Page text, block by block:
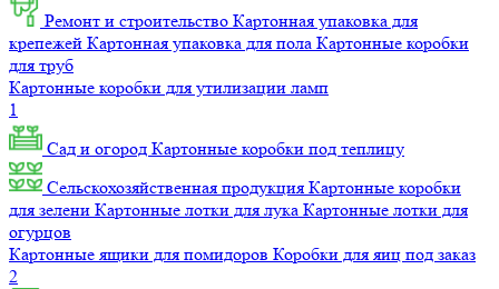
Ремонт и строительство Картонная упаковка для
крепежей Картонная упаковка для пола Картонные коробки
для труб
Картонные коробки для утилизации ламп
1
Сад и огород Картонные коробки под теплицу
Сельскохозяйственная продукция Картонные коробки
для зелени Картонные лотки для лука Картонные лотки для
огурцов
Картонные ящики для помидоров Коробки для яиц под заказ
2